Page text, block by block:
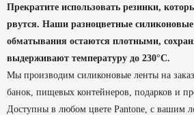
Прекратите использовать резинки,
рвутся. Наши разноцветные
обматывания остаются плотными,
выдерживают температуру до 230°C.
Мы производим силиконовые ленты на
банок, пищевых контейнеров, подарков и
Доступны в любом цвете Pantone, с вашим